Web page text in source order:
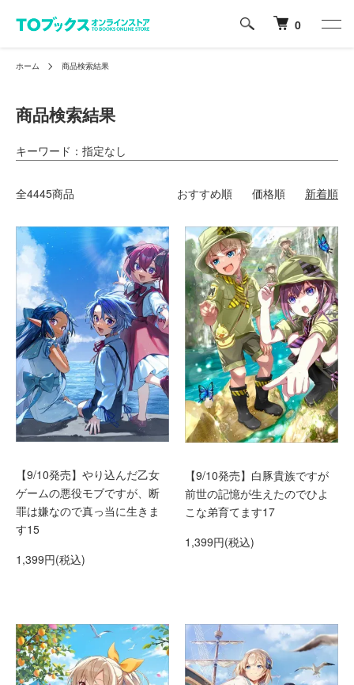
0
ホーム 商品検索結果
商品検索結果
キーワード：指定なし
全4445商品 おすすめ順 価格順 新着順
【9/10発売】やり込んだ乙女
ゲームの悪役モブですが、断
罪は嫌なので真っ当に生きま
す15
1,399円(税込)
【9/10発売】白豚貴族ですが
前世の記憶が生えたのでひよ
こな弟育てます17
1,399円(税込)